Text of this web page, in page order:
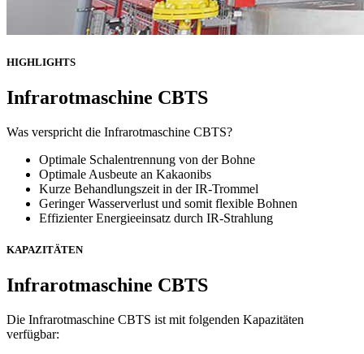
HIGHLIGHTS
Infrarotmaschine CBTS
Was verspricht die Infrarotmaschine CBTS?
Optimale Schalentrennung von der Bohne
Optimale Ausbeute an Kakaonibs
Kurze Behandlungszeit in der IR-Trommel
Geringer Wasserverlust und somit flexible Bohnen
Effizienter Energieeinsatz durch IR-Strahlung
KAPAZITÄTEN
Infrarotmaschine CBTS
Die Infrarotmaschine CBTS ist mit folgenden Kapazitäten
verfügbar: